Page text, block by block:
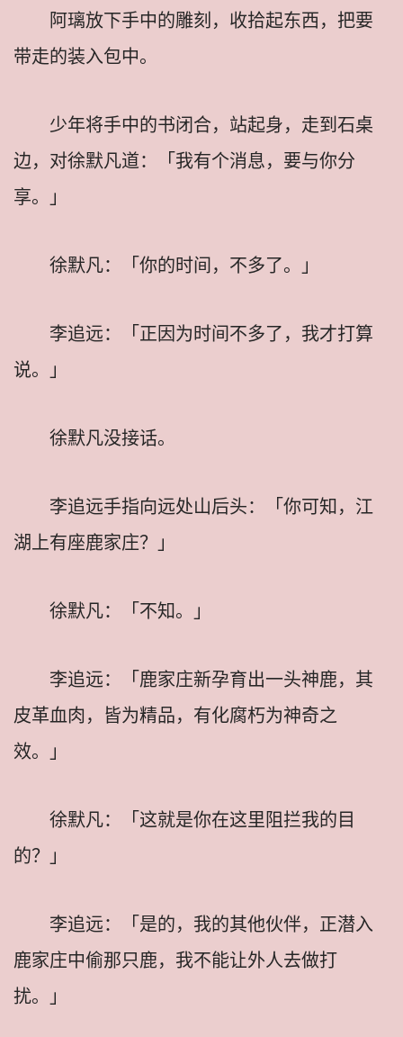
阿璃放下手中的雕刻，收拾起东西，把要
带走的装入包中。
少年将手中的书闭合，站起身，走到石桌
边，对徐默凡道：「我有个消息，要与你分
享。」
徐默凡：「你的时间，不多了。」
李追远：「正因为时间不多了，我才打算
说。」
徐默凡没接话。
李追远手指向远处山后头：「你可知，江
湖上有座鹿家庄？」
徐默凡：「不知。」
李追远：「鹿家庄新孕育出一头神鹿，其
皮革血肉，皆为精品，有化腐朽为神奇之
效。」
徐默凡：「这就是你在这里阻拦我的目
的？」
李追远：「是的，我的其他伙伴，正潜入
鹿家庄中偷那只鹿，我不能让外人去做打
扰。」